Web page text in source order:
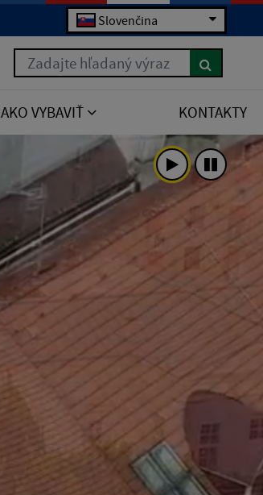
Slovenčina
Zadajte hľadaný výraz
AKO VYBAVIŤ KONTAKTY